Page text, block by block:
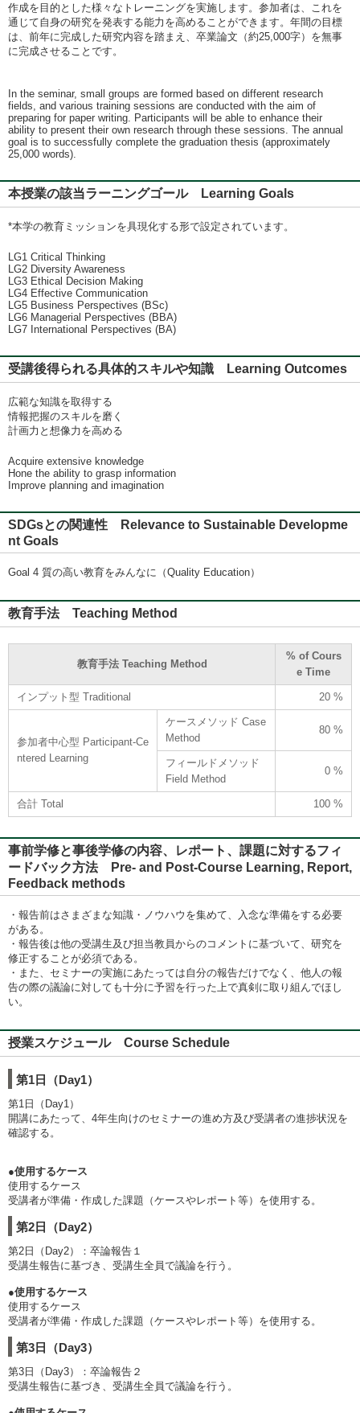
作成を目的とした様々なトレーニングを実施します。参加者は、これを
通じて自身の研究を発表する能力を高めることができます。年間の目標
は、前年に完成した研究内容を踏まえ、卒業論文（約25,000字）を無事
に完成させることです。
In the seminar, small groups are formed based on different research
fields, and various training sessions are conducted with the aim of
preparing for paper writing. Participants will be able to enhance their
ability to present their own research through these sessions. The annual
goal is to successfully complete the graduation thesis (approximately
25,000 words).
本授業の該当ラーニングゴール Learning Goals
*本学の教育ミッションを具現化する形で設定されています。
LG1 Critical Thinking
LG2 Diversity Awareness
LG3 Ethical Decision Making
LG4 Effective Communication
LG5 Business Perspectives (BSc)
LG6 Managerial Perspectives (BBA)
LG7 International Perspectives (BA)
受講後得られる具体的スキルや知識 Learning Outcomes
広範な知識を取得する
情報把握のスキルを磨く
計画力と想像力を高める
Acquire extensive knowledge
Hone the ability to grasp information
Improve planning and imagination
SDGsとの関連性 Relevance to Sustainable Developme
nt Goals
Goal 4 質の高い教育をみんなに（Quality Education）
教育手法 Teaching Method
教育手法 Teaching Method
% of Cours
e Time
インプット型 Traditional 20 %
参加者中心型 Participant-Ce
ntered Learning
ケースメソッド Case
Method
80 %
フィールドメソッド
Field Method
0 %
合計 Total 100 %
事前学修と事後学修の内容、レポート、課題に対するフィ
ードバック方法 Pre- and Post-Course Learning, Report,
Feedback methods
・報告前はさまざまな知識・ノウハウを集めて、入念な準備をする必要
がある。
・報告後は他の受講生及び担当教員からのコメントに基づいて、研究を
修正することが必須である。
・また、セミナーの実施にあたっては自分の報告だけでなく、他人の報
告の際の議論に対しても十分に予習を行った上で真剣に取り組んでほし
い。
授業スケジュール Course Schedule
第1日（Day1）
第1日（Day1）
開講にあたって、4年生向けのセミナーの進め方及び受講者の進捗状況を
確認する。
●使用するケース
使用するケース
受講者が準備・作成した課題（ケースやレポート等）を使用する。
第2日（Day2）
第2日（Day2）：卒論報告１
受講生報告に基づき、受講生全員で議論を行う。
●使用するケース
使用するケース
受講者が準備・作成した課題（ケースやレポート等）を使用する。
第3日（Day3）
第3日（Day3）：卒論報告２
受講生報告に基づき、受講生全員で議論を行う。